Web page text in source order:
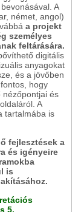
A
német, angol)
a projekt
személyes
feltárására.
digitális
anyagokat
és a jövőben
hogy
nézőpontjai és
A
tartalmába is
fejlesztések a
és igényeire
is
5.